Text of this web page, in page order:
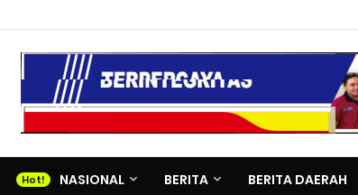
NASIONAL BERITA BERITA DAERAH